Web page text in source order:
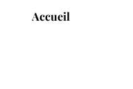
Accueil